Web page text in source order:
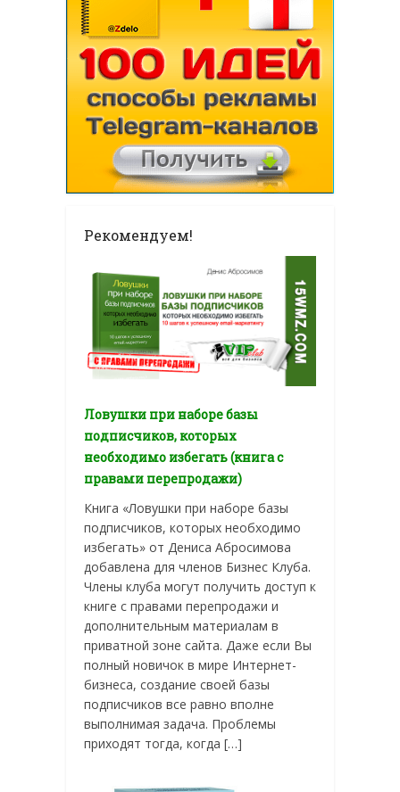
Рекомендуем!
Ловушки при наборе базы
подписчиков, которых
необходимо избегать (книга с
правами перепродажи)
Книга «Ловушки при наборе базы
подписчиков, которых необходимо
избегать» от Дениса Абросимова
добавлена для членов Бизнес Клуба.
Члены клуба могут получить доступ к
книге с правами перепродажи и
дополнительным материалам в
приватной зоне сайта. Даже если Вы
полный новичок в мире Интернет-
бизнеса, создание своей базы
подписчиков все равно вполне
выполнимая задача. Проблемы
приходят тогда, когда […]